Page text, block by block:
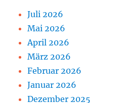
Juli 2026
Mai 2026
April 2026
März 2026
Februar 2026
Januar 2026
Dezember 2025